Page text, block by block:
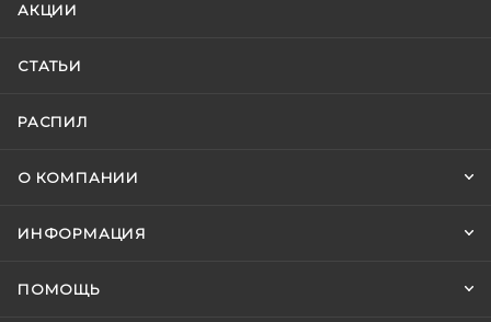
АКЦИИ
СТАТЬИ
РАСПИЛ
О КОМПАНИИ
ИНФОРМАЦИЯ
ПОМОЩЬ